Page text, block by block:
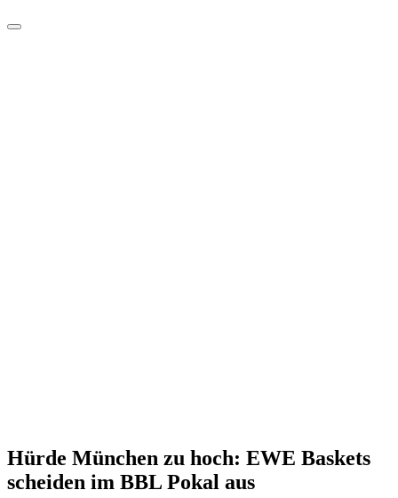
Hürde München zu hoch: EWE Baskets
scheiden im BBL Pokal aus